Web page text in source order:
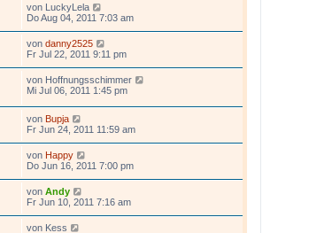
von
LuckyLela
Do Aug 04, 2011 7:03 am
von danny2525
Fr Jul 22, 2011 9:11 pm
von Hoffnungsschimmer
Mi Jul 06, 2011 1:45 pm
von Bupja
Fr Jun 24, 2011 11:59 am
von Happy
Do Jun 16, 2011 7:00 pm
von Andy
Fr Jun 10, 2011 7:16 am
von Kess